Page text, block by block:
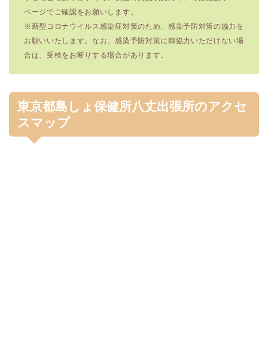
ページでご確認をお願いします。
※新型コロナウイルス感染症対策のため、感染予防対策の協力を
お願いいたします。なお、感染予防対策に御協力いただけない場
合は、受検をお断りする場合があります。
東京都島しょ保健所八丈出張所のアクセ
スマップ